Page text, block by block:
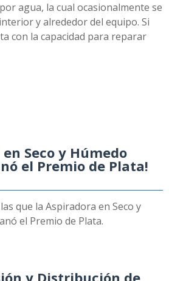
agua, la cual ocasionalmente se
y alrededor del equipo. Si
con la capacidad para reparar
Seco y Húmedo
el Premio de Plata!
que la Aspiradora en Seco y
el Premio de Plata.
y Distribución de